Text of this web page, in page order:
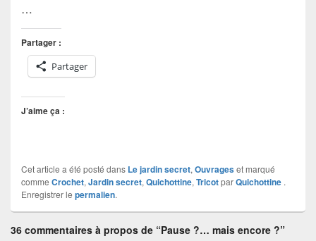
…
Partager :
Partager
J’aime ça :
Cet article a été posté dans Le jardin secret, Ouvrageset marqué
comme Crochet, Jardin secret, Quichottine, TricotparQuichottine .
Enregistrer le permalien.
36 commentaires à propos de “Pause ?… mais encore ?”